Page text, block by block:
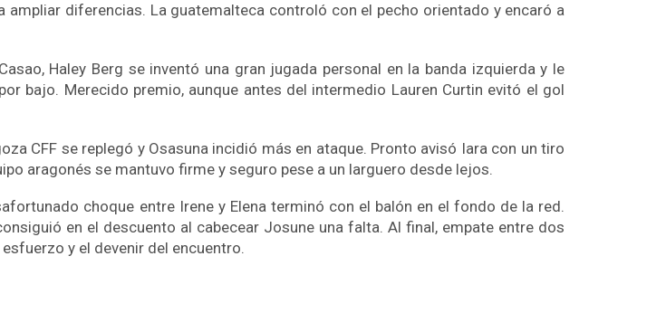
diferencias. La guatemalteca controló con el pecho orientado y encaró a
Haley Berg se inventó una gran jugada personal en la banda izquierda y le
bajo. Merecido premio, aunque antes del intermedio Lauren Curtin evitó el gol
CFF se replegó y Osasuna incidió más en ataque. Pronto avisó Iara con un tiro
aragonés se mantuvo firme y seguro pese a un larguero desde lejos.
choque entre Irene y Elena terminó con el balón en el fondo de la red.
en el descuento al cabecear Josune una falta. Al final, empate entre dos
y el devenir del encuentro.